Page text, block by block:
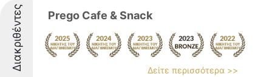
Διακριθέντες Prego Cafe & Snack
Δείτε περισσότερα >>